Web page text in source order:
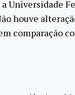
Universidade
houve
comparação